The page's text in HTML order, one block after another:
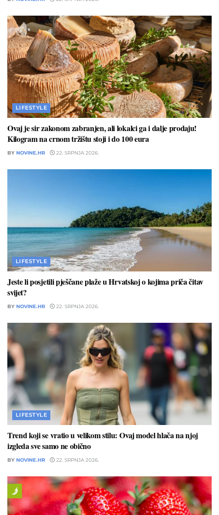
LIFESTYLE
Ovaj je sir zakonom zabranjen, ali lokalci ga i dalje prodaju!
Kilogram na crnom tržištu stoji i do 100 eura
BY NOVINE.HR 22. SRPNJA 2026.
LIFESTYLE
Jeste li posjetili pješčane plaže u Hrvatskoj o kojima priča čitav
svijet?
BY NOVINE.HR 22. SRPNJA 2026.
LIFESTYLE
Trend koji se vratio u velikom stilu: Ovaj model hlača na njoj
izgleda sve samo ne obično
BY NOVINE.HR 22. SRPNJA 2026.